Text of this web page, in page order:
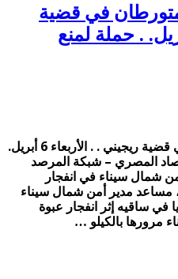
في قضية
. . الأربعاء 6 أبريل. . حملة لمنع
السيسي والمخابرات متورطان في قضية ريجيني . . الأربعاء 6 أبريل.
المصري – شبكة المرصد
شمال سيناء في انفجار
مساعد مدير أمن شمال سيناء
في ساقيه إثر انفجار عبوة
مرورها بالكيلو …